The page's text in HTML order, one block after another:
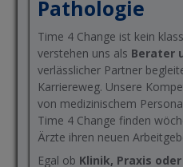
Pathologie
Time 4 Change ist kein
verstehen uns als Berater
verlässlicher Partner
Karriereweg. Unsere
von medizinischem
Time 4 Change finden
Ärzte ihren neuen
Egal ob Klinik, Praxis oder